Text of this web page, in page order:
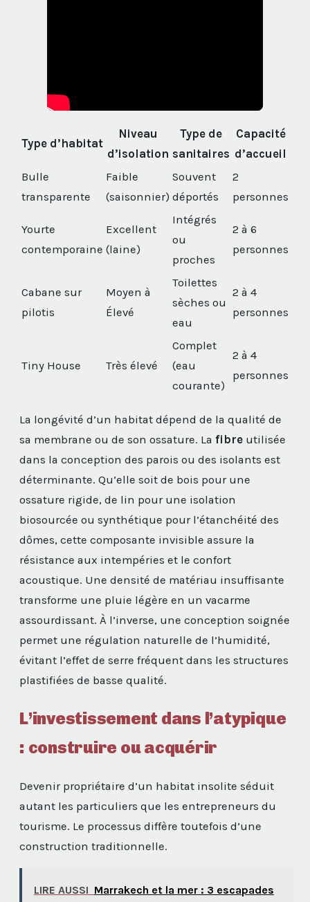
Type d’habitat
Niveau
d’isolation
Type de
sanitaires
Capacité
d’accueil
Bulle
transparente
Faible
(saisonnier)
Souvent
déportés
2
personnes
Yourte
contemporaine
Excellent
(laine)
Intégrés
ou
proches
2 à 6
personnes
Cabane sur
pilotis
Moyen à
Élevé
Toilettes
sèches ou
eau
2 à 4
personnes
Tiny House Très élevé
Complet
(eau
courante)
2 à 4
personnes
La longévité d’un habitat dépend de la qualité de
sa membrane ou de son ossature. La fibre utilisée
dans la conception des parois ou des isolants est
déterminante. Qu’elle soit de bois pour une
ossature rigide, de lin pour une isolation
biosourcée ou synthétique pour l’étanchéité des
dômes, cette composante invisible assure la
résistance aux intempéries et le confort
acoustique. Une densité de matériau insuffisante
transforme une pluie légère en un vacarme
assourdissant. À l’inverse, une conception soignée
permet une régulation naturelle de l’humidité,
évitant l’effet de serre fréquent dans les structures
plastifiées de basse qualité.
L’investissement dans l’atypique
: construire ou acquérir
Devenir propriétaire d’un habitat insolite séduit
autant les particuliers que les entrepreneurs du
tourisme. Le processus diffère toutefois d’une
construction traditionnelle.
LIRE AUSSI Marrakech et la mer : 3 escapades